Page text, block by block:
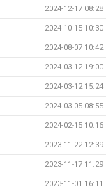
2024-12-17 08:28
2024-10-15 10:30
2024-08-07 10:42
2024-03-12 19:00
2024-03-12 15:24
2024-03-05 08:55
2024-02-15 10:16
2023-11-22 12:39
2023-11-17 11:29
2023-11-01 16:11